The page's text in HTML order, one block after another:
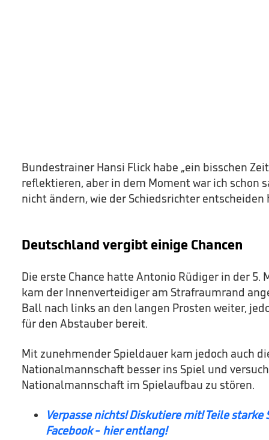
Bundestrainer Hansi Flick habe „ein bisschen
reflektieren, aber in dem Moment war ich schon
nicht ändern, wie der Schiedsrichter entscheiden
Deutschland vergibt einige Chancen
Die erste Chance hatte Antonio Rüdiger in der 5.
kam der Innenverteidiger am Strafraumrand
Ball nach links an den langen Prosten weiter,
für den Abstauber bereit.
Mit zunehmender Spieldauer kam jedoch auch
Nationalmannschaft besser ins Spiel und
Nationalmannschaft im Spielaufbau zu stören.
Verpasse nichts! Diskutiere mit! Teile starke
Facebook - hier entlang!